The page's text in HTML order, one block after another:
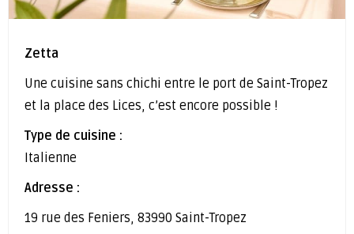
Zetta
Une cuisine sans chichi entre le port de Saint-Tropez
et la place des Lices, c’est encore possible !
Type de cuisine :
Italienne
Adresse :
19 rue des Feniers, 83990 Saint-Tropez